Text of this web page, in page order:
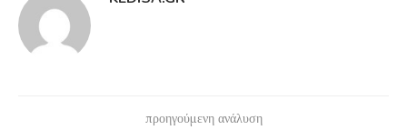
προηγούμενη ανάλυση